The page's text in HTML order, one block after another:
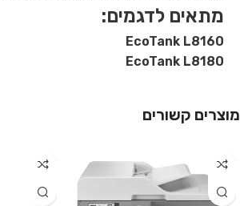
מתאים לדגמים:
EcoTank L8160
EcoTank L8180‎
מוצרים קשורים